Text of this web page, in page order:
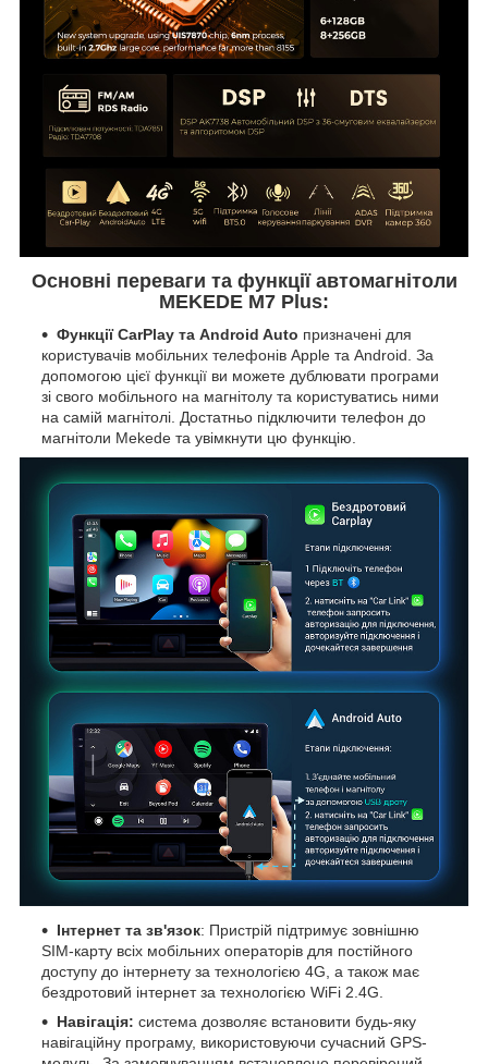
Основні переваги та функції автомагнітоли
MEKEDE M7 Plus:
Функції CarPlay та Android Auto призначені для
користувачів мобільних телефонів Apple та Android. За
допомогою цієї функції ви можете дублювати програми
зі свого мобільного на магнітолу та користуватись ними
на самій магнітолі. Достатньо підключити телефон до
магнітоли Mekede та увімкнути цю функцію.
Інтернет та зв'язок: Пристрій підтримує зовнішню
SIM-карту всіх мобільних операторів для постійного
доступу до інтернету за технологією 4G, а також має
бездротовий інтернет за технологією WiFi 2.4G.
Навігація: система дозволяє встановити будь-яку
навігаційну програму, використовуючи сучасний GPS-